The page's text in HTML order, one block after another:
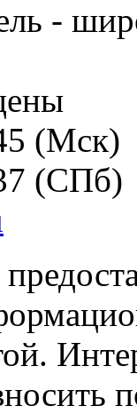
-
(Мск)
(СПб)